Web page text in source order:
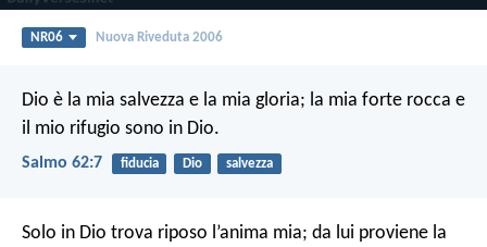
NR06 Nuova Riveduta 2006
Dio è la mia salvezza e la mia gloria; la mia forte rocca e
il mio rifugio sono in Dio.
Salmo 62:7 fiducia Dio salvezza
Solo in Dio trova riposo l’anima mia; da lui proviene la